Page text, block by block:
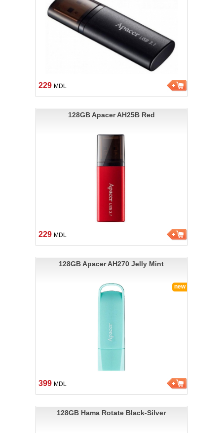
229 MDL
128GB Apacer AH25B Red
229 MDL
new
128GB Apacer AH270 Jelly Mint
399 MDL
128GB Hama Rotate Black-Silver